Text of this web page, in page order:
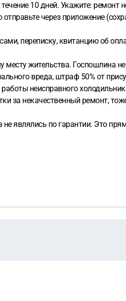
10 дней. Укажите: ремонт
через приложение
переписку, квитанцию об
жительства. Госпошлина
вреда, штраф 50% от
неисправного
за некачественный ремонт,
являлись по гарантии. Это